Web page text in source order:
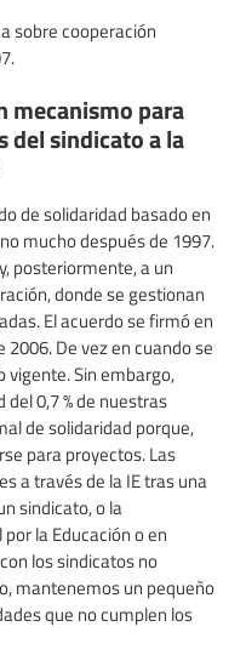
sobre cooperación
mecanismo para
del sindicato a la
de solidaridad basado en
mucho después de 1997.
posteriormente, a un
donde se gestionan
El acuerdo se firmó en
2006. De vez en cuando se
vigente. Sin embargo,
0,7 % de nuestras
de solidaridad porque,
para proyectos. Las
a través de la IE tras una
sindicato, o la
la Educación o en
los sindicatos no
mantenemos un pequeño
que no cumplen los